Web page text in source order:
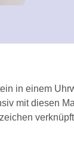
in einem
mit diesen